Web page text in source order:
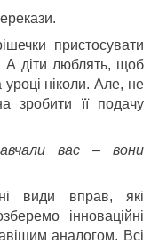
пристосувати
А діти люблять, щоб
ніколи. Але, не
зробити її подачу
вас – вони
види вправ, які
інноваційні
аналогом. Всі